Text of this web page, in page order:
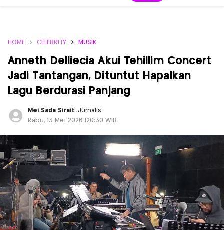
HOME CELEBRITY MUSIK
Anneth Delliecia Akui Tehillim Concert
Jadi Tantangan, Dituntut Hapalkan
Lagu Berdurasi Panjang
Mei Sada Sirait ,Jurnalis
Rabu, 13 Mei 2026 |20:30 WIB